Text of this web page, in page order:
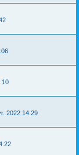
2022 14:29